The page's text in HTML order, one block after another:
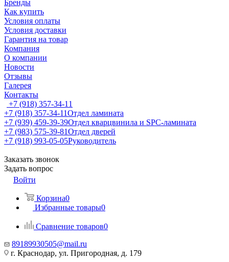
Бренды
Как купить
Условия оплаты
Условия доставки
Гарантия на товар
Компания
О компании
Новости
Отзывы
Галерея
Контакты
+7 (918) 357-34-11
+7 (918) 357-34-11Отдел ламината
+7 (939) 459-39-39Отдел кварцвинила и SPC-ламината
+7 (983) 575-39-81Отдел дверей
+7 (918) 993-05-05Руководитель
Заказать звонок
Задать вопрос
Войти
Корзина0
Избранные товары0
Сравнение товаров0
89189930505@mail.ru
г. Краснодар, ул. Пригородная, д. 179